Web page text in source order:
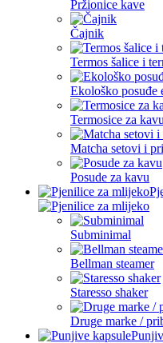
Pržionice kave
Čajnik
Termos šalice i
Ekološko posuđe
Termosice za kavu
Matcha setovi i
Posude za kavu
Subminimal
Bellman steamer
Staresso shaker
Druge marke /